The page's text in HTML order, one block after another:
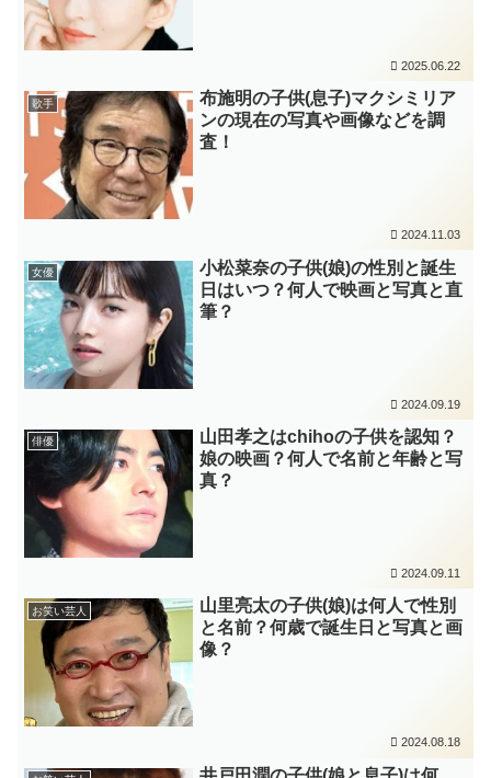
2025.06.22
歌手
布施明の子供(息子)マクシミリア
ンの現在の写真や画像などを調
査！
2024.11.03
女優
小松菜奈の子供(娘)の性別と誕生
日はいつ？何人で映画と写真と直
筆？
2024.09.19
俳優
山田孝之はchihoの子供を認知？
娘の映画？何人で名前と年齢と写
真？
2024.09.11
お笑い芸人
山里亮太の子供(娘)は何人で性別
と名前？何歳で誕生日と写真と画
像？
2024.08.18